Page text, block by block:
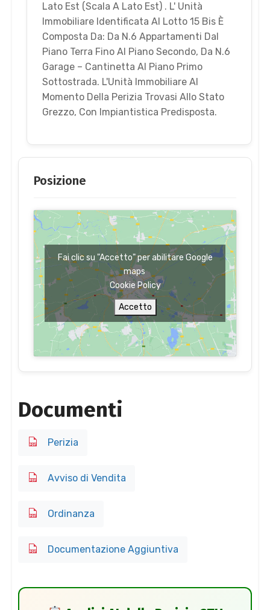
Lato Est (Scala A Lato Est) . L' Unità
Immobiliare Identificata Al Lotto 15 Bis È
Composta Da: Da N.6 Appartamenti Dal
Piano Terra Fino Al Piano Secondo, Da N.6
Garage – Cantinetta Al Piano Primo
Sottostrada. L'Unità Immobiliare Al
Momento Della Perizia Trovasi Allo Stato
Grezzo, Con Impiantistica Predisposta.
Posizione
Fai clic su "Accetto" per abilitare Google
maps
Cookie Policy
Accetto
Documenti
Perizia
Avviso di Vendita
Ordinanza
Documentazione Aggiuntiva